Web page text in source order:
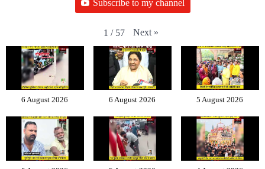
Subscribe to my channel
1 / 57 Next »
6 August 2026 6 August 2026 5 August 2026